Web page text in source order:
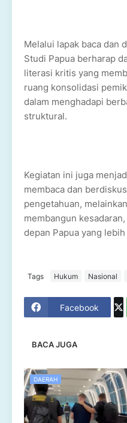
Melalui lapak baca dan
Studi Papua berharap
literasi kritis yang
ruang konsolidasi
dalam menghadapi
struktural.
Kegiatan ini juga
membaca dan
pengetahuan,
membangun
depan Papua yang lebih
Tags Hukum Nasional
Facebook
BACA JUGA
DAERAH